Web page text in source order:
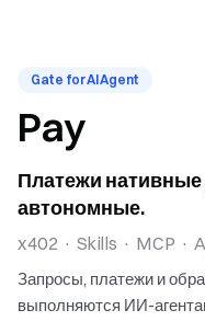
Gate for AI Agent
Pay
Платежи
автономные.
x402 · Skills · MCP ·
Запросы, платежи и
выполняются ИИ-